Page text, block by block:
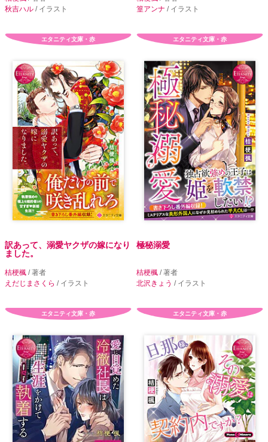
秋吉ハル / イラスト
篁アンナ / イラスト
エタニティ文庫・赤
訳あって、溺愛ヤクザの嫁になり
ました。
桔梗楓 / 著者
えだじまさくら / イラスト
エタニティ文庫・赤
極秘溺愛
桔梗楓 / 著者
北沢きょう / イラスト
エタニティ文庫・赤 エタニティ文庫・赤